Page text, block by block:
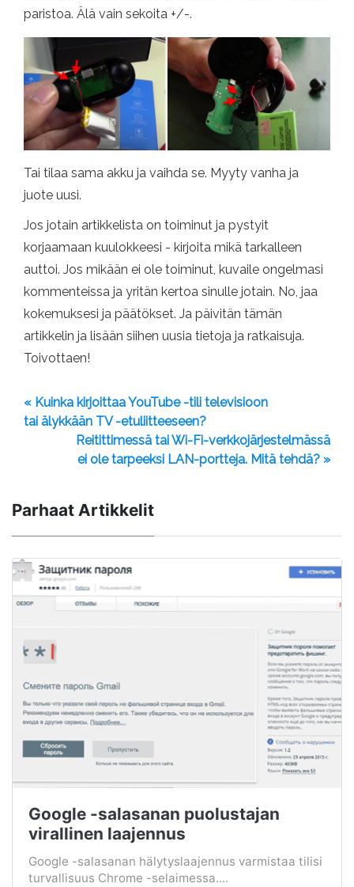
paristoa. Älä vain sekoita +/-.
Tai tilaa sama akku ja vaihda se. Myyty vanha ja
juote uusi.
Jos jotain artikkelista on toiminut ja pystyit
korjaamaan kuulokkeesi - kirjoita mikä tarkalleen
auttoi. Jos mikään ei ole toiminut, kuvaile ongelmasi
kommenteissa ja yritän kertoa sinulle jotain. No, jaa
kokemuksesi ja päätökset. Ja päivitän tämän
artikkelin ja lisään siihen uusia tietoja ja ratkaisuja.
Toivottaen!
« Kuinka kirjoittaa YouTube -tili televisioon
tai älykkään TV -etuliitteeseen?
Reitittimessä tai Wi-Fi-verkkojärjestelmässä
ei ole tarpeeksi LAN-portteja. Mitä tehdä? »
Parhaat Artikkelit
Google -salasanan puolustajan
virallinen laajennus
Google -salasanan hälytyslaajennus varmistaa tilisi
turvallisuus Chrome -selaimessa....